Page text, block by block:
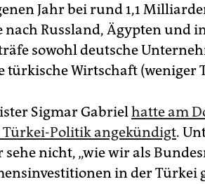
Jahr bei rund 1,1
Russland, Ägypten und
sowohl deutsche
türkische Wirtschaft (weniger
Sigmar Ga­brielhatte am
Türkei-Politik angekündigt.
sehe nicht, „wie wir als
in der Türkei